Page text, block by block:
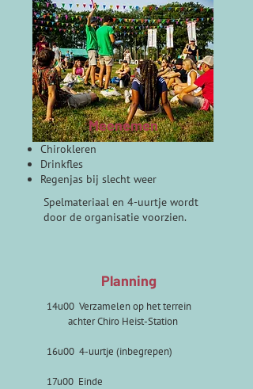
Chirokleren
Drinkfles
Regenjas bij slecht weer
Spelmateriaal en 4-uurtje wordt
door de organisatie voorzien.
Meenemen
14u00 Verzamelen op het terrein
achter Chiro Heist-Station
16u00 4-uurtje (inbegrepen)
17u00 Einde
Planning